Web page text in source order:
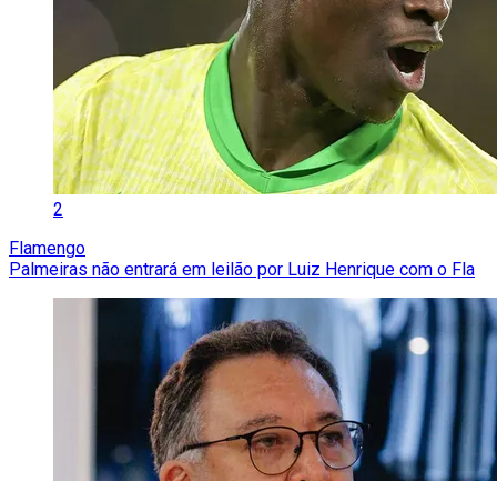
2
Flamengo
Palmeiras não entrará em leilão por Luiz Henrique com o Fla